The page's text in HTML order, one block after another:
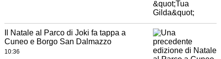
Il Natale al Parco di Joki fa tappa a
Cuneo e Borgo San Dalmazzo
10:36